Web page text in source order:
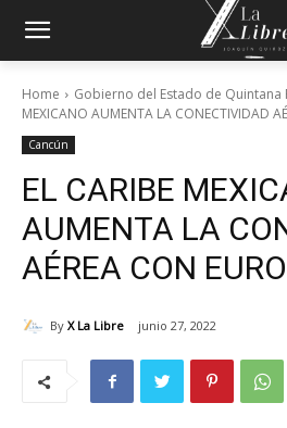
Home Gobierno del Estado de Quintana
MEXICANO AUMENTA LA CONECTIVIDAD
Cancún
EL CARIBE
AUMENTA LA
AÉREA CON
By X La Libre junio 27, 2022